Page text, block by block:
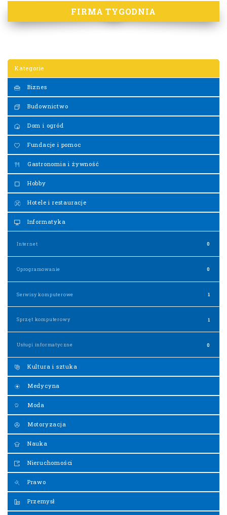
FIRMA TYGODNIA
Kategorie
Biznes
Budownictwo
Dom i ogród
Fundacje i pomoc
Gastronomia i żywność
Hobby
Hotele i restauracje
Informatyka
Internet 0
Oprogramowanie 0
Serwisy komputerowe 1
Sprzęt komputerowy 1
Usługi informatyczne 0
Kultura i sztuka
Medycyna
Moda
Motoryzacja
Nauka
Nieruchomości
Prawo
Przemysł